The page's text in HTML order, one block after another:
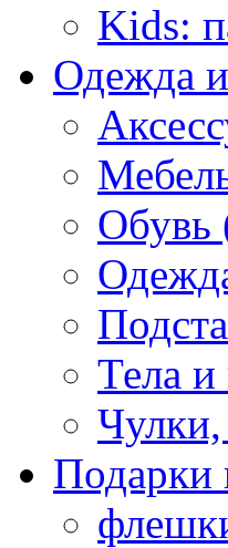
Kids:
Одежда
Обувь
Тела
Подарки